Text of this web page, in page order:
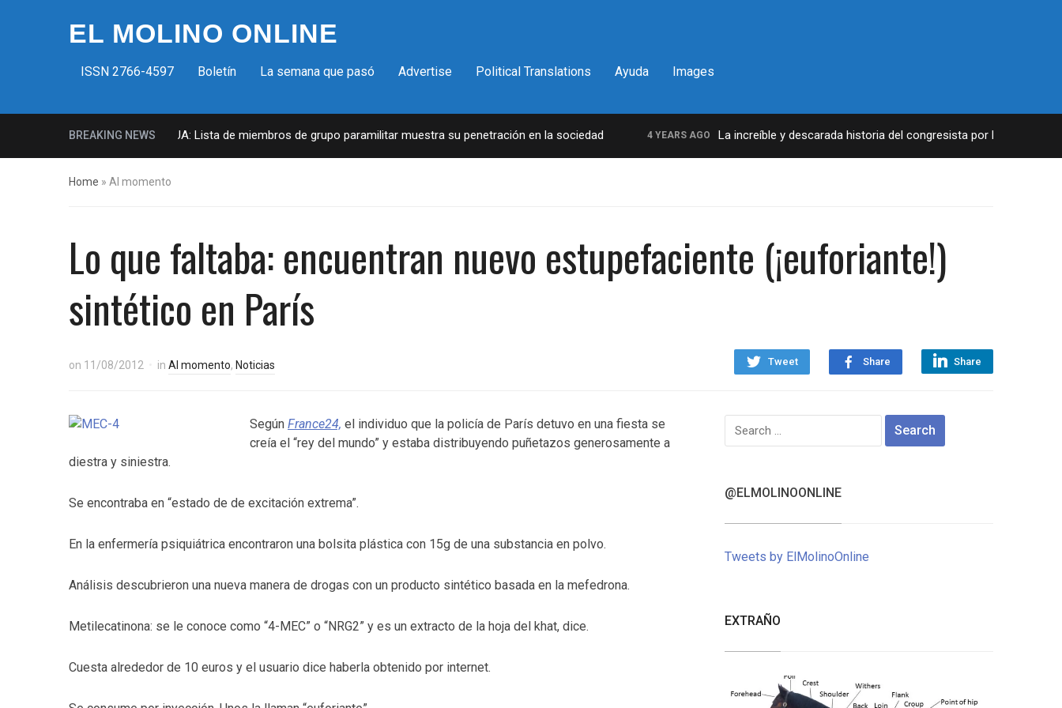
EL MOLINO ONLINE
ISSN 2766-4597 Boletín La semana que pasó Advertise Political Translations Ayuda Images
BREAKING NEWS
Milicias fascistas en EUA: Lista de miembros de grupo paramilitar muestra su penetración en la sociedad 4 YEARS AGO La increíble y descarada historia del congresista por NY George
Home » Al momento
Lo que faltaba: encuentran nuevo estupefaciente (¡euforiante!)
sintético en París
Tweet Share Share
on 11/08/2012 in Al momento, Noticias
Según France24, el individuo que la policía de París detuvo en una fiesta se
creía el “rey del mundo” y estaba distribuyendo puñetazos generosamente a
diestra y siniestra.
Se encontraba en “estado de de excitación extrema”.
En la enfermería psiquiátrica encontraron una bolsita plástica con 15g de una substancia en polvo.
Análisis descubrieron una nueva manera de drogas con un producto sintético basada en la mefedrona.
Metilecatinona: se le conoce como “4-MEC” o “NRG2” y es un extracto de la hoja del khat, dice.
Cuesta alrededor de 10 euros y el usuario dice haberla obtenido por internet.
Search
for:
@ELMOLINOONLINE
Tweets by ElMolinoOnline
EXTRAÑO